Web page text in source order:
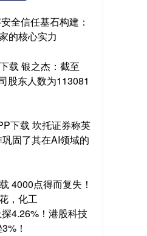
全信任基石构建：
的核心实力
载 银之杰：截至
股东人数为113081
下载 坎托证券称英
固了其在AI领域的
4000点得而复失！
，化工
4.26%！港股科技
！